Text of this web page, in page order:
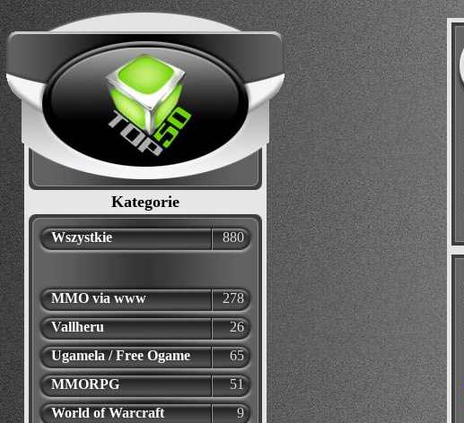
Kategorie
Wszystkie 880
MMO via www
278
Vallheru
26
Ugamela / Free Ogame
65
MMORPG
51
World of Warcraft
9